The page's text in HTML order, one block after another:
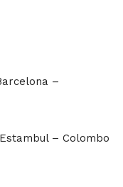
–
– Colombo